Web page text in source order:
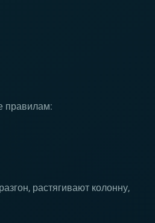
правилам:
растягивают колонну,